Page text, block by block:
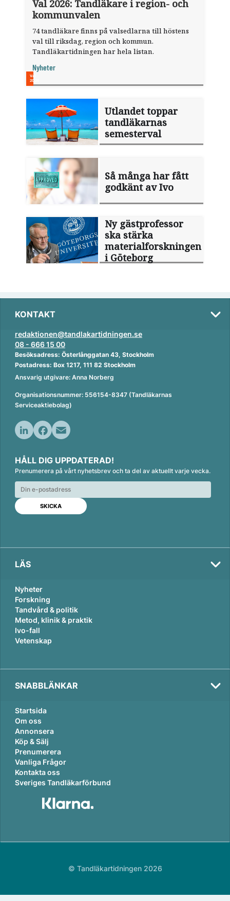
Val
2026
Val 2026: Tandläkare i region- och
kommunvalen
74 tandläkare finns på valsedlarna till höstens
val till riksdag, region och kommun.
Tandläkartidningen har hela listan.
Nyheter
Utlandet toppar
tandläkarnas
semesterval
Så många har fått
godkänt av Ivo
Ny gästprofessor
ska stärka
materialforskningen
i Göteborg
KONTAKT
redaktionen@tandlakartidningen.se
08 - 666 15 00
Besöksadress: Österlånggatan 43, Stockholm
Postadress: Box 1217, 111 82 Stockholm
Ansvarig utgivare: Anna Norberg
Organisationsnummer: 556154-8347 (Tandläkarnas
Serviceaktiebolag)
n
k
e
d
n
c
e
b
o
o
k
a
i
l
HÅLL DIG UPPDATERAD!
Prenumerera på vårt nyhetsbrev och ta del av aktuellt varje vecka.
LÄS
Nyheter
Forskning
Tandvård & politik
Metod, klinik & praktik
Ivo-fall
Vetenskap
SNABBLÄNKAR
Startsida
Om oss
Annonsera
Köp & Sälj
Prenumerera
Vanliga Frågor
Kontakta oss
Sveriges Tandläkarförbund
© Tandläkartidningen 2026